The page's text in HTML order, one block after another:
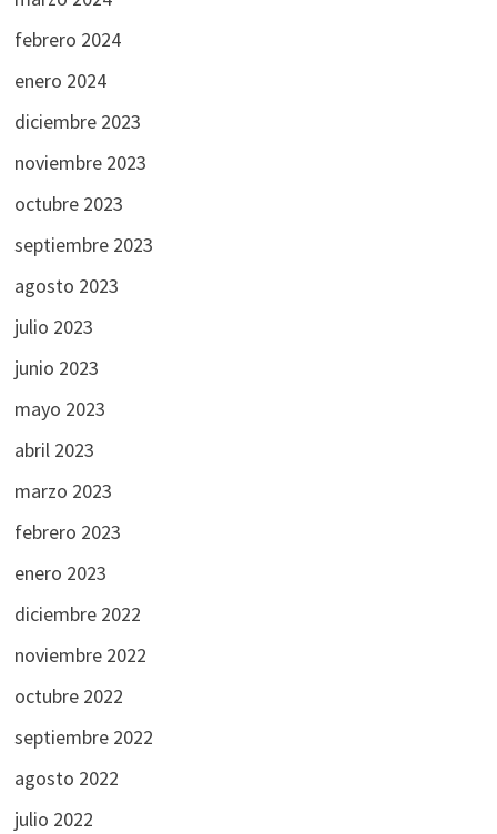
febrero 2024
enero 2024
diciembre 2023
noviembre 2023
octubre 2023
septiembre 2023
agosto 2023
julio 2023
junio 2023
mayo 2023
abril 2023
marzo 2023
febrero 2023
enero 2023
diciembre 2022
noviembre 2022
octubre 2022
septiembre 2022
agosto 2022
julio 2022